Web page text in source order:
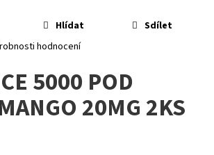
hodnocení
5000 POD
20MG 2KS
Hlídat Sdílet